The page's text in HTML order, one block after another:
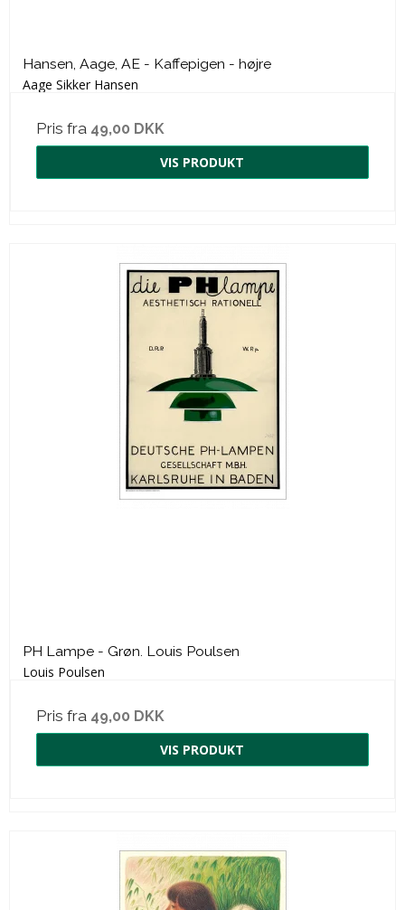
Hansen, Aage, AE - Kaffepigen - højre
Aage Sikker Hansen
Pris fra 49,00 DKK
VIS PRODUKT
PH Lampe - Grøn. Louis Poulsen
Louis Poulsen
Pris fra 49,00 DKK
VIS PRODUKT